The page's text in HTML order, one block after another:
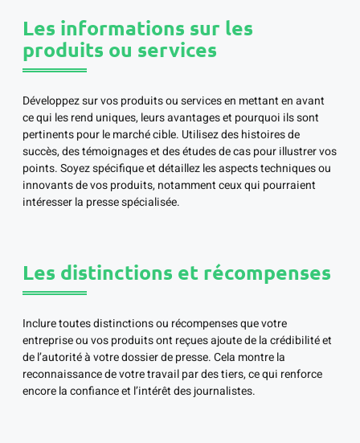
Les informations sur les
produits ou services
Développez sur vos produits ou services en mettant en avant
ce qui les rend uniques, leurs avantages et pourquoi ils sont
pertinents pour le marché cible. Utilisez des histoires de
succès, des témoignages et des études de cas pour illustrer vos
points. Soyez spécifique et détaillez les aspects techniques ou
innovants de vos produits, notamment ceux qui pourraient
intéresser la presse spécialisée.
Les distinctions et récompenses
Inclure toutes distinctions ou récompenses que votre
entreprise ou vos produits ont reçues ajoute de la crédibilité et
de l’autorité à votre dossier de presse. Cela montre la
reconnaissance de votre travail par des tiers, ce qui renforce
encore la confiance et l’intérêt des journalistes.